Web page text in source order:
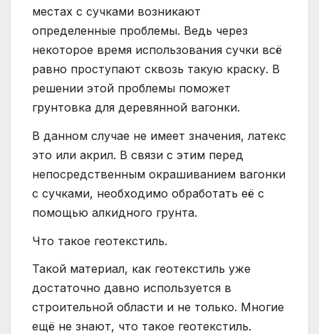
местах с сучками возникают
определенные проблемы. Ведь через
некоторое время использования сучки всё
равно проступают сквозь такую краску. В
решении этой проблемы поможет
грунтовка для деревянной вагонки.
В данном случае не имеет значения, латекс
это или акрил. В связи с этим перед
непосредственным окрашиванием вагонки
с сучками, необходимо обработать её с
помощью алкидного грунта.
Что такое геотекстиль.
Такой материал, как геотекстиль уже
достаточно давно используется в
строительной области и не только. Многие
ещё не знают, что такое геотекстиль.